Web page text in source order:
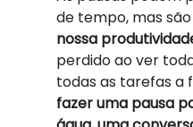
de tempo, mas são
nossa
perdido ao ver
todas as tarefas a
fazer uma pausa